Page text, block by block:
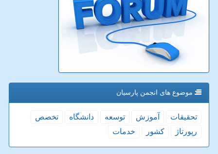
موضوع های انجمن پارسیان
تحقیقات آموزش توسعه دانشگاه
تخصص
رپورتاژ
كشور خدمات